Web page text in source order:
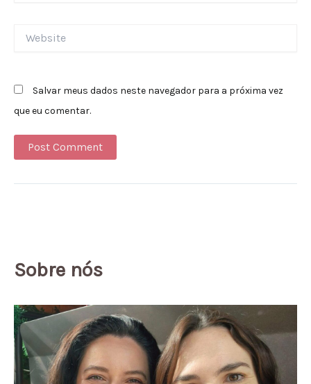
Salvar meus dados neste navegador para a próxima vez
que eu comentar.
Sobre nós